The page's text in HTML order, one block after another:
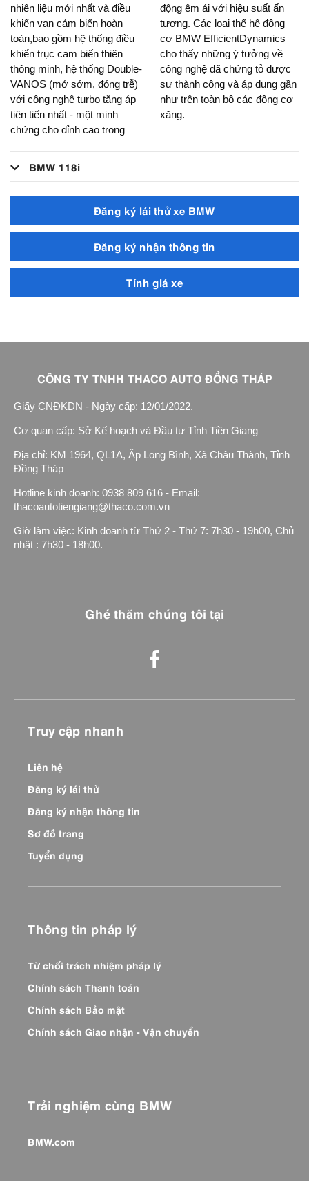
nhiên liệu mới nhất và điều
khiển van cảm biến hoàn
toàn,bao gồm hệ thống điều
khiển trục cam biến thiên
thông minh, hệ thống Double-
VANOS (mở sớm, đóng trễ)
với công nghệ turbo tăng áp
tiên tiến nhất - một minh
chứng cho đỉnh cao trong
động êm ái với hiệu suất ấn
tượng. Các loại thế hệ động
cơ BMW EfficientDynamics
cho thấy những ý tưởng về
công nghệ đã chứng tỏ được
sự thành công và áp dụng gần
như trên toàn bộ các động cơ
xăng.
BMW 118i
Đăng ký lái thử xe BMW
Đăng ký nhận thông tin
Tính giá xe
CÔNG TY TNHH THACO AUTO ĐỒNG THÁP
Giấy CNĐKDN - Ngày cấp: 12/01/2022.
Cơ quan cấp: Sở Kế hoạch và Đầu tư Tỉnh Tiền Giang
Địa chỉ: KM 1964, QL1A, Ấp Long Bình, Xã Châu Thành, Tỉnh
Đồng Tháp
Hotline kinh doanh: 0938 809 616 - Email:
thacoautotiengiang@thaco.com.vn
Giờ làm việc: Kinh doanh từ Thứ 2 - Thứ 7: 7h30 - 19h00, Chủ
nhật : 7h30 - 18h00.
Ghé thăm chúng tôi tại
Truy cập nhanh
Liên hệ
Đăng ký lái thử
Đăng ký nhận thông tin
Sơ đồ trang
Tuyển dụng
Thông tin pháp lý
Từ chối trách nhiệm pháp lý
Chính sách Thanh toán
Chính sách Bảo mật
Chính sách Giao nhận - Vận chuyển
Trải nghiệm cùng BMW
BMW.com